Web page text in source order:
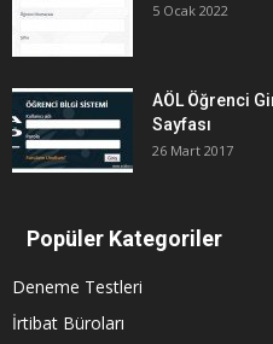
5 Ocak 2022
AÖL Öğrenci
Sayfası
26 Mart 2017
Popüler Kategoriler
Deneme Testleri
İrtibat Büroları